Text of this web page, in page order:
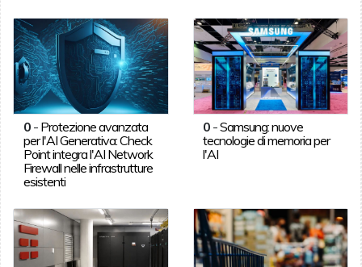
0- Protezione avanzata
per l'AI Generativa: Check
Point integra l'AI Network
Firewall nelle infrastrutture
esistenti
0 -Samsung: nuove
tecnologie di memoria per
l'AI